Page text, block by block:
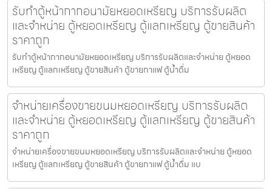
รับทำตู้หน้ากากอนามัยหยอดเหรียญ​​ บริการรับผลิต
และจำหน่าย ตู้หยอดเหรียญ ตู้แลกเหรียญ ตู้ขายสินค้า
ราคาถูก
รับทำตู้หน้ากากอนามัยหยอดเหรียญ​​ บริการรับผลิตและจำหน่าย ตู้หยอด
เหรียญ ตู้แลกเหรียญ ตู้ขายสินค้า ตู้ขายกาแฟ ตู้น้ำดื่ม
จำหน่ายเครื่องขายขนมหยอดเหรียญ​ บริการรับผลิต
และจำหน่าย ตู้หยอดเหรียญ ตู้แลกเหรียญ ตู้ขายสินค้า
ราคาถูก
จำหน่ายเครื่องขายขนมหยอดเหรียญ​ บริการรับผลิตและจำหน่าย ตู้หยอด
เหรียญ ตู้แลกเหรียญ ตู้ขายสินค้า ตู้ขายกาแฟ ตู้น้ำดื่ม แบ